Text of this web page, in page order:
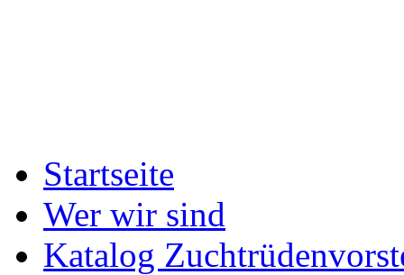
Startseite
Wer wir sind
Katalog